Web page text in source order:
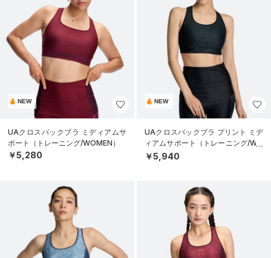
NEW
UAクロスバックブラ ミディアムサ
ポート（トレーニング/WOMEN）
￥5,280
NEW
UAクロスバックブラ プリント ミデ
ィアムサポート（トレーニング/WO
MEN）
￥5,940